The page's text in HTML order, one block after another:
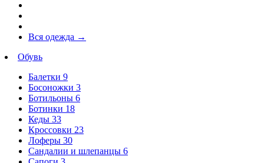
Вся одежда →
Обувь
Балетки 9
Босоножки 3
Ботильоны 6
Ботинки 18
Кеды 33
Кроссовки 23
Лоферы 30
Сандалии и шлепанцы 6